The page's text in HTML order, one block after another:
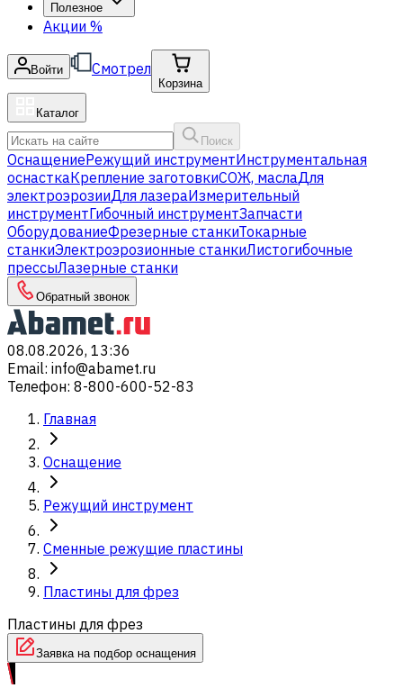
Полезное
Акции %
Войти Смотрел
Корзина
Каталог
Поиск
ОснащениеРежущий инструментИнструментальная
оснасткаКрепление заготовкиСОЖ, маслаДля
электроэрозииДля лазераИзмерительный
инструментГибочный инструментЗапчасти
ОборудованиеФрезерные станкиТокарные
станкиЭлектроэрозионные станкиЛистогибочные
прессыЛазерные станки
Обратный звонок
08.08.2026, 13:36
Email: info@abamet.ru
Телефон: 8-800-600-52-83
Главная
Оснащение
Режущий инструмент
Сменные режущие пластины
Пластины для фрез
Пластины для фрез
Заявка на подбор оснащения